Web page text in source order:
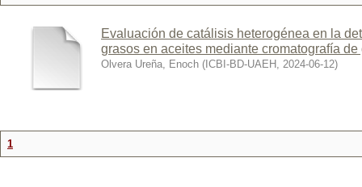
Evaluación de catálisis heterogénea en la
grasos en aceites mediante cromatografía de
Olvera Ureña, Enoch ( ICBI-BD-UAEH , 2024-06-12)
1